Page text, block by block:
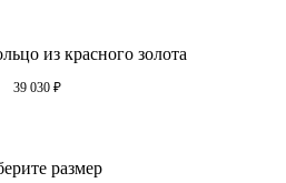
из красного золота
39 030 ₽
размер